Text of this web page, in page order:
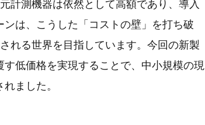
計測機器は依然として高額であり、導入
は、こうした「コストの壁」を打ち破
れる世界を目指しています。今回の新製
低価格を実現することで、中小規模の現
ました。